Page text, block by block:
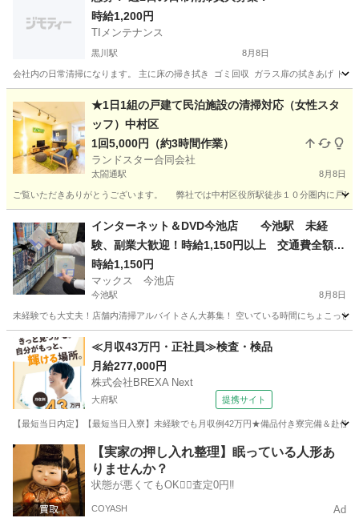
時給1,200円
TIメンテナンス
黒川駅 8月8日
会社内の日常清掃になります。 主に床の掃き拭き ゴミ回収 ガラス扉の拭きあげ ト
黒川駅 清掃
★1日1組の戸建て民泊施設の清掃対応（女性スタ
ッフ）中村区
1回5,000円（約3時間作業）
ランドスター合同会社
太閤通駅 8月8日
ご覧いただきありがとうございます。 弊社では中村区役所駅徒歩１０分圏内に
太閤通駅 清掃 スタッフ
インターネット＆DVD今池店 今池駅 未経
験、副業大歓迎！時給1,150円以上 交通費全額支
給 髪型髪色自由 日払い、週払いOK！ 店舗内
清掃アルバイト 1日4時間以上 週1日からOK
時給1,150円
マックス 今池店
今池駅 8月8日
未経験でも大丈夫！店舗内清掃アルバイトさん大募集！ 空いている時間にちょこっ
愛知 名古屋市 今池駅 清掃 フリーダイヤル
≪月収43万円・正社員≫検査・検品
月給277,000円
株式会社BREXA Next
大府駅 提携サイト
【最短当日内定】【最短当日入寮】未経験でも月収例42万円★備品付き寮完備＆赴
愛知 大府市 大府駅 その他
【実家の押し入れ整理】眠っている人形あ
りませんか？
状態が悪くてもOK🙆‍♀️査定0円‼️
COYASH Ad